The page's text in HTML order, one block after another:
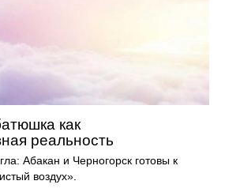
как
реальность
Абакан и Черногорск готовы к
воздух».